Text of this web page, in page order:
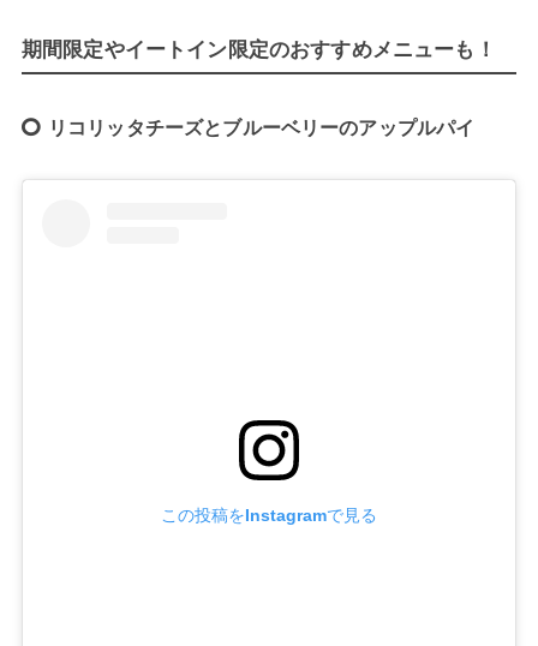
期間限定やイートイン限定のおすすめメニューも！
リコリッタチーズとブルーベリーのアップルパイ
この投稿をInstagramで見る